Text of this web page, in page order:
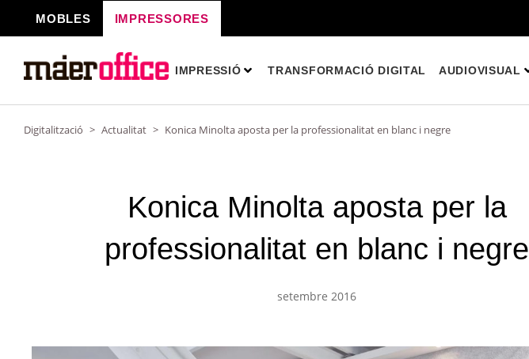
al
MOBLES IMPRESSORES
IMPRESSIÓ TRANSFORMACIÓ DIGITAL AUDIOVISUAL
Digitalització > Actualitat > Konica Minolta aposta per la professionalitat en blanc i negre
Konica Minolta aposta per la
professionalitat en blanc i negre
setembre 2016